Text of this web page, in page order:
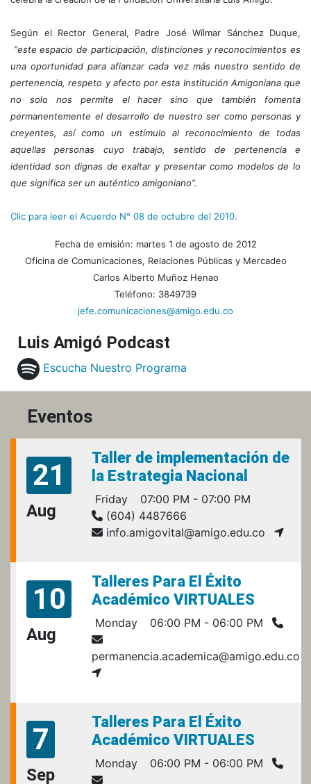
Según el Rector General, Padre José Wílmar Sánchez Duque,
“este espacio de participación, distinciones y reconocimientos es
una oportunidad para afianzar cada vez más nuestro sentido de
pertenencia, respeto y afecto por esta Institución Amigoniana que
no solo nos permite el hacer sino que también fomenta
permanentemente el desarrollo de nuestro ser como personas y
creyentes, así como un estímulo al reconocimiento de todas
aquellas personas cuyo trabajo, sentido de pertenencia e
identidad son dignas de exaltar y presentar como modelos de lo
que significa ser un auténtico amigoniano”.
Clic para leer el Acuerdo N° 08 de octubre del 2010.
Fecha de emisión: martes 1 de agosto de 2012
Oficina de Comunicaciones, Relaciones Públicas y Mercadeo
Carlos Alberto Muñoz Henao
Teléfono: 3849739
jefe.comunicaciones@amigo.edu.co
Luis Amigó Podcast
Escucha Nuestro Programa
Eventos
21
Aug
Taller de implementación de
la Estrategia Nacional
Friday
07:00 PM - 07:00 PM
(604) 4487666
info.amigovital@amigo.edu.co
10
Aug
Talleres Para El Éxito
Académico VIRTUALES
Monday 06:00 PM - 06:00 PM
permanencia.academica@amigo.edu.co
7
Sep
Talleres Para El Éxito
Académico VIRTUALES
Monday 06:00 PM - 06:00 PM